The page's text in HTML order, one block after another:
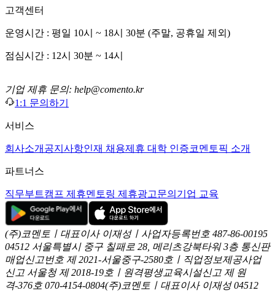
고객센터
운영시간 : 평일 10시 ~ 18시 30분 (주말, 공휴일 제외)
점심시간 : 12시 30분 ~ 14시
기업 제휴 문의: help@comento.kr
1:1 문의하기
서비스
회사소개 공지사항인재 채용제휴 대학 인증코멘토픽 소개
파트너스
직무부트캠프 제휴멘토링 제휴광고문의 기업 교육
(주)코멘토ㅣ대표이사 이재성ㅣ사업자등록번호 487-86-00195
04512 서울특별시 중구 칠패로 28, 메리츠강북타워 3층 통신판
매업신고번호 제 2021-서울중구-2580호ㅣ직업정보제공사업
신고 서울청 제 2018-19호ㅣ원격평생교육시설신고 제 원
격-376호 070-4154-0804(주)코멘토ㅣ대표이사 이재성 04512